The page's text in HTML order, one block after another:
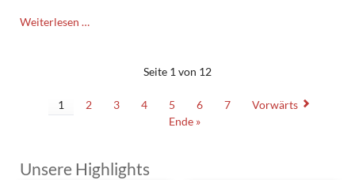
Weiterlesen …
2026
Seite 1 von 12
1 2 3 4 5 6 7
Vorwärts
Ende »
Unsere Highlights